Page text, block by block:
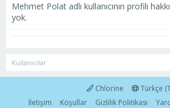
Mehmet Polat adlı kullanıcının profili
yok.
Kullanıcılar
Chlorine
Türkçe
İletişim
Koşullar Gizlilik Politikası